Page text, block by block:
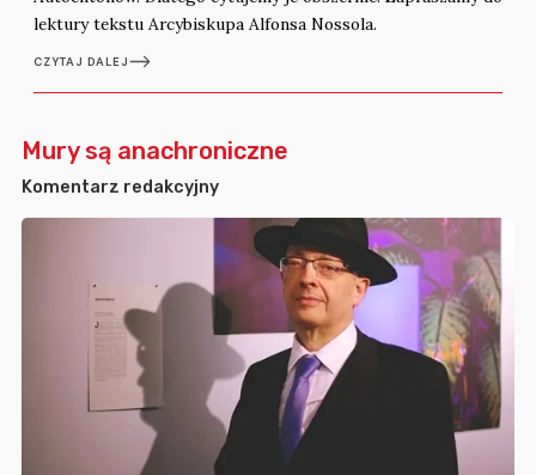
lektury tekstu Arcybiskupa Alfonsa Nossola.
CZYTAJ DALEJ
Mury są anachroniczne
Komentarz redakcyjny